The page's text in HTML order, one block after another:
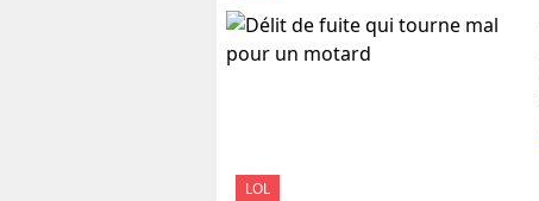
LOL